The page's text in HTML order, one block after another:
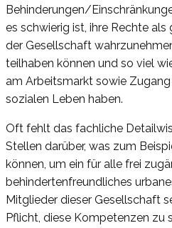
Behinderungen/
es schwierig ist, ihre Rechte
der Gesellschaft
teilhaben können und so viel
am Arbeitsmarkt sowie
sozialen Leben haben.
Oft fehlt das fachliche
Stellen darüber, was zum
können, um ein für alle frei
behindertenfreundliches
Mitglieder dieser Gesellschaft
Pflicht, diese Kompetenzen zu